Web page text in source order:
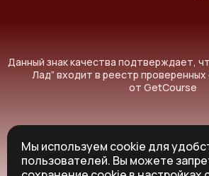
Данный знак качества подтверждает,
Лад” входит в реестр
от GetCourse
© Все права защищены
Мы используем cookie для
пользователей. Вы можете